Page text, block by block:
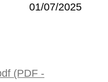
01/07/2025
(PDF -